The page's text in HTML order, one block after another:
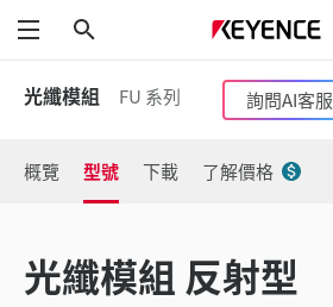
功能表
光纖模組 FU 系列 詢問AI客服
概覽 型號 下載 了解價格
光纖模組 反射型